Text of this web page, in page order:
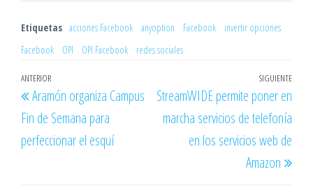
Etiquetas acciones Facebook anyoption Facebook
invertir opciones
Facebook
OPI OPI Facebook redes sociales
Navegación
de
entradas
Entrada
anterior
ANTERIOR
Aramón organiza Campus
Fin de Semana para
perfeccionar el esquí
SIGUIENTE
StreamWIDE permite poner en
marcha servicios de telefonía
en los servicios web de
Amazon